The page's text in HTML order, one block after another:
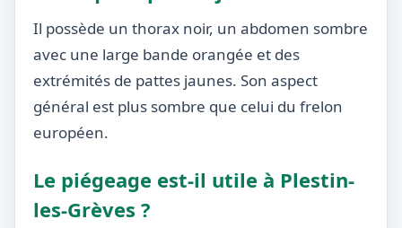
Il possède un thorax noir, un abdomen sombre
avec une large bande orangée et des
extrémités de pattes jaunes. Son aspect
général est plus sombre que celui du frelon
européen.
Le piégeage est-il utile à Plestin-
les-Grèves ?